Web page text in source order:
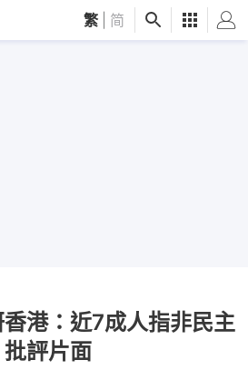
繁 简
港：近7成人指非民主
評片面